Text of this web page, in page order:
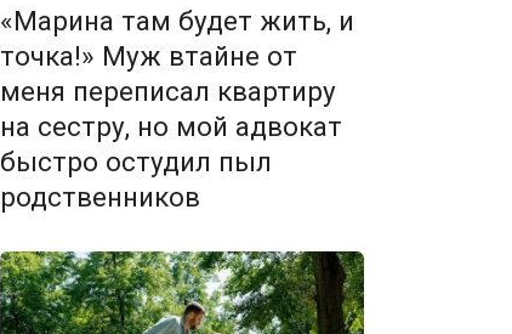
«Марина там будет жить, и
точка!» Муж втайне от
меня переписал квартиру
на сестру, но мой адвокат
быстро остудил пыл
родственников